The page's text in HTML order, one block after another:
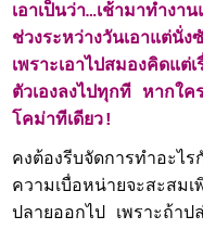
เอาเป็นว่า…เช้ามาทำง
ช่วงระหว่างวันเอาแต่นั่
เพราะเอาไปสมองคิดแต่
ตัวเองลงไปทุกที หากใค
โคม่าทีเดียว!
คงต้องรีบจัดการทำอะไ
ความเบื่อหน่ายจะสะสม
ปลายออกไป เพราะถ้า